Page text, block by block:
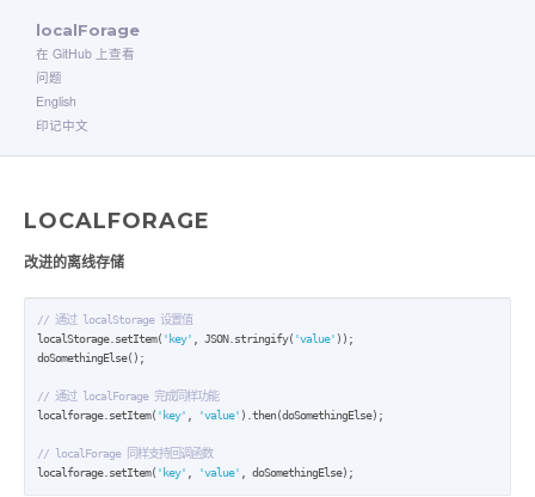
localForage
在 GitHub 上查看
问题
English
印记中文
LOCALFORAGE
改进的离线存储
// 通过 localStorage 设置值
localStorage.setItem( 'key' , JSON.stringify( 'value' ));
doSomethingElse();
// 通过 localForage 完成同样功能
localforage.setItem( 'key' 'value' ).then(doSomethingElse);
// localForage 同样支持回调函数
localforage.setItem( 'key' 'value' , doSomethingElse);